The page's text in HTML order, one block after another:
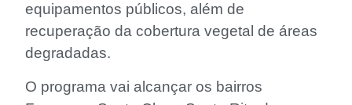
equipamentos públicos, além de
recuperação da cobertura vegetal de áreas
degradadas.
O programa vai alcançar os bairros